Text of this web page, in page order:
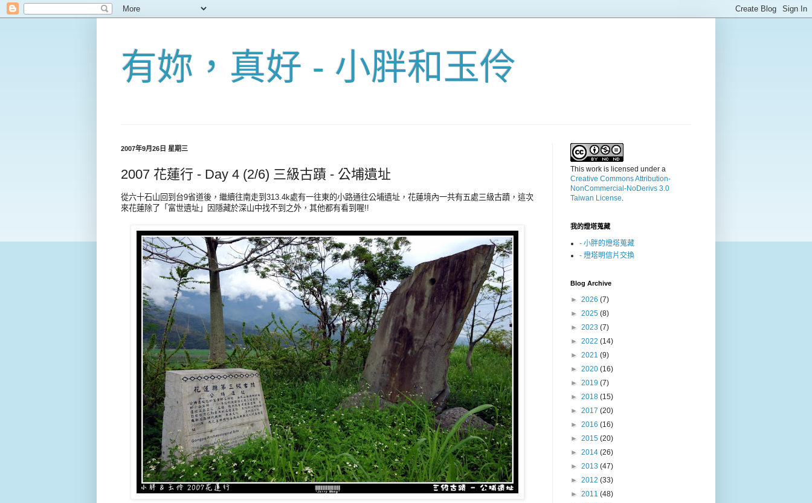
有妳，真好 - 小胖和玉伶
2007年9月26日 星期三
2007 花蓮行 - Day 4 (2/6) 三級古蹟 - 公埔遺址
從六十石山回到台9省道後，繼續往南走到313.4k處有一往東的小路通往公埔遺址，花蓮境內一共有五處三級古蹟，這次
來花蓮除了 「 富世遺址 」 因隱藏於深山中找不到之外，其他都有看到喔!!
This work is licensed under a
Creative Commons Attribution-
NonCommercial-NoDerivs 3.0
Taiwan License.
我的燈塔蒐藏
- 小胖的燈塔蒐藏
- 燈塔明信片交換
Blog Archive
► 2026 (7)
► 2025 (8)
► 2023 (7)
► 2022 (14)
► 2021 (9)
► 2020 (16)
► 2019 (7)
► 2018 (15)
► 2017 (20)
► 2016 (16)
► 2015 (20)
► 2014 (26)
► 2013 (47)
► 2012 (33)
► 2011 (48)